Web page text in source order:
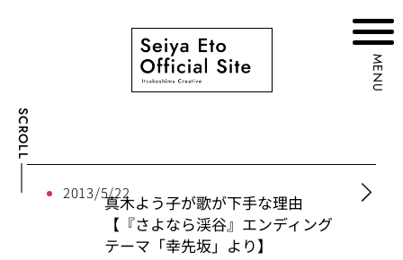
SCROLL
MENU
2013/5/22真木よう子が歌が下手な理由
【『さよなら渓谷』エンディング
テーマ「幸先坂」より】